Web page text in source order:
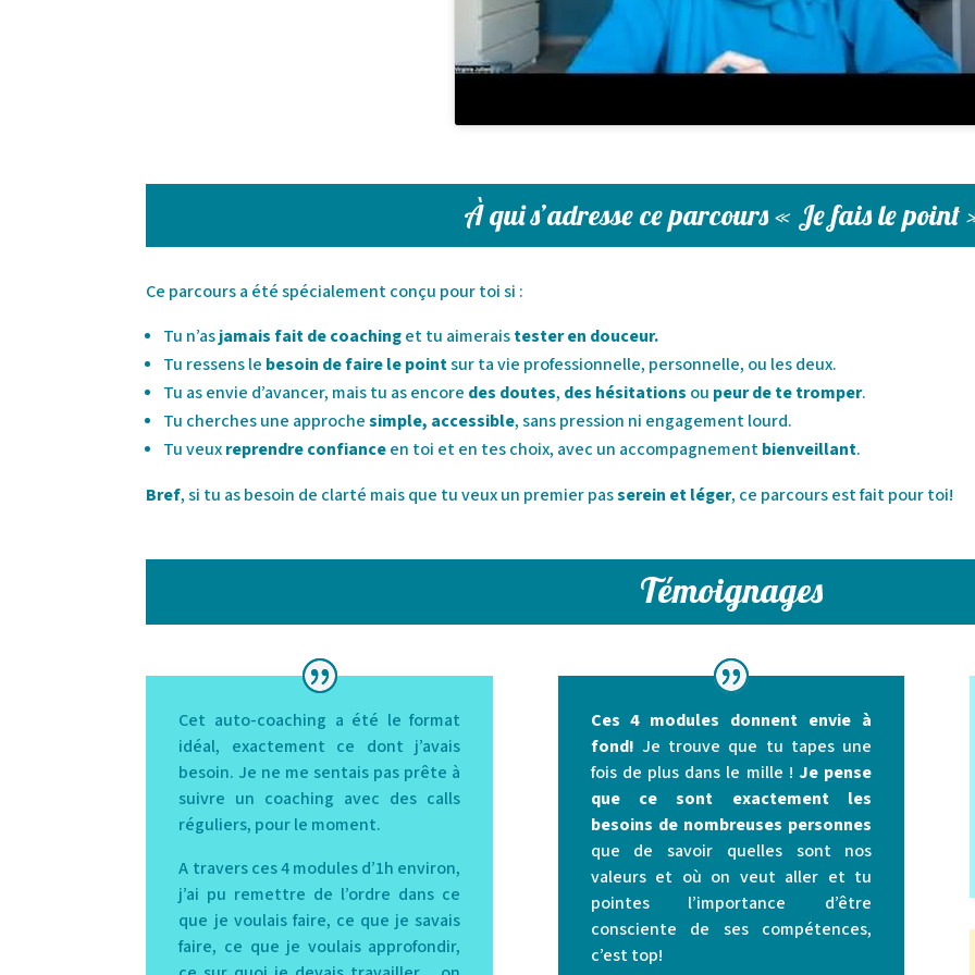
À qui s’adresse ce parcours « Je fais le point
Ce parcours a été spécialement conçu pour toi si :
Tu n’asjamais fait de coachinget tu aimeraistester en douceur.
Tu ressens le besoin de faire le pointsur ta vie professionnelle, personnelle, ou les deux.
Tu as envie d’avancer, mais tu as encore des doutes, des hésitations ou peur de te tromper.
Tu cherches une approchesimple, accessible, sans pression ni engagement lourd.
Tu veuxreprendre confianceen toi et en tes choix, avec un accompagnementbienveillant.
Bref, si tu as besoin de clarté mais que tu veux un premier passerein et léger, ce parcours est fait pour toi!
Témoignages
Cet auto-coaching a été le format
idéal, exactement ce dont j’avais
besoin. Je ne me sentais pas prête à
suivre un coaching avec des calls
réguliers, pour le moment.
A travers ces 4 modules d’1h environ,
j’ai pu remettre de l’ordre dans ce
que je voulais faire, ce que je savais
faire, ce que je voulais approfondir,
Ces 4 modules donnent envie à
fond! Je trouve que tu tapes une
fois de plus dans le mille !Je pense
que ce sont exactement les
besoins de nombreuses personnes
que de savoir quelles sont nos
valeurs et où on veut aller et tu
pointes l’importance d’être
consciente de ses compétences,
c’est top!